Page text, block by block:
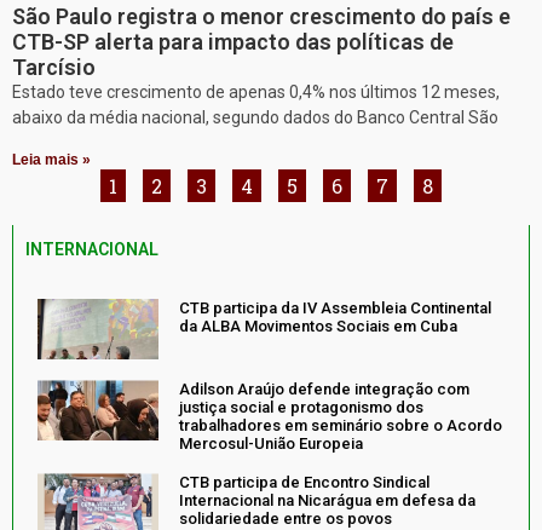
São Paulo registra o menor crescimento do país e
CTB-SP alerta para impacto das políticas de
Tarcísio
Estado teve crescimento de apenas 0,4% nos últimos 12 meses,
abaixo da média nacional, segundo dados do Banco Central São
Leia mais »
1 2 3 4 5 6 7 8
INTERNACIONAL
CTB participa da IV Assembleia Continental
da ALBA Movimentos Sociais em Cuba
Adilson Araújo defende integração com
justiça social e protagonismo dos
trabalhadores em seminário sobre o Acordo
Mercosul-União Europeia
CTB participa de Encontro Sindical
Internacional na Nicarágua em defesa da
solidariedade entre os povos